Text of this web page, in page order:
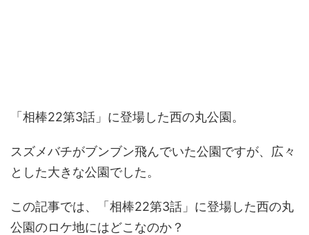
「相棒22第3話」に登場した西の丸公園。
スズメバチがブンブン飛んでいた公園ですが、広々
とした大きな公園でした。
この記事では、「相棒22第3話」に登場した西の丸
公園のロケ地にはどこなのか？